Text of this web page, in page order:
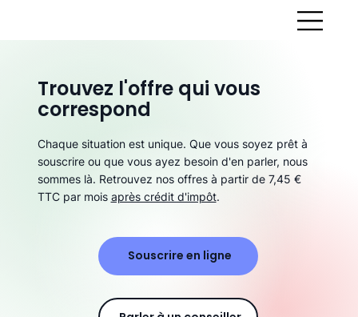
Trouvez l'offre qui vous
correspond
Chaque situation est unique. Que vous soyez prêt à
souscrire ou que vous ayez besoin d'en parler, nous
sommes là. Retrouvez nos offres à partir de 7,45 €
TTC par mois après crédit d'impôt.
Souscrire en ligne